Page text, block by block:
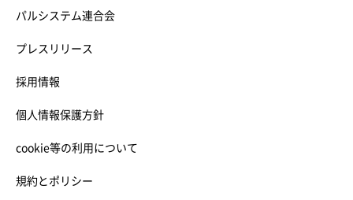
パルシステム連合会
プレスリリース
採用情報
個人情報保護方針
cookie等の利用について
規約とポリシー